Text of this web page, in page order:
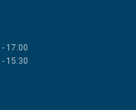
- 17:00
- 15:30